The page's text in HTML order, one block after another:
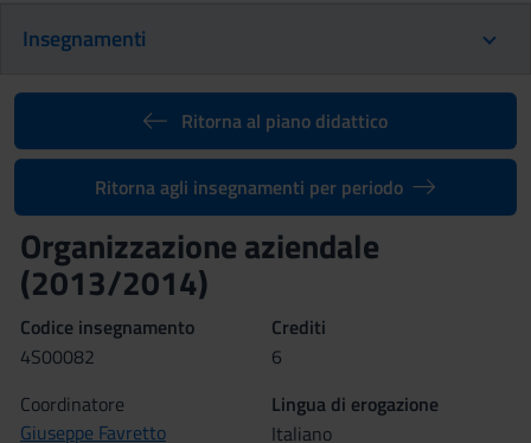
Insegnamenti
Ritorna al piano didattico
Ritorna agli insegnamenti per periodo
Organizzazione aziendale
(2013/2014)
Codice insegnamento
4S00082
Crediti
6
Coordinatore
Giuseppe Favretto
Lingua di erogazione
Italiano